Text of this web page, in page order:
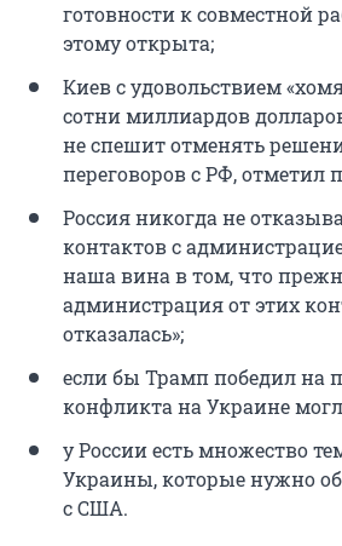
готовности к совместной
этому открыта;
Киев с удовольствием
сотни миллиардов
не спешит отменять
переговоров с РФ, отметил
Россия никогда не
контактов с
наша вина в том, что
администрация от этих
отказалась»;
если бы Трамп победил на
конфликта на Украине
у России есть множество
Украины, которые нужно
с США.